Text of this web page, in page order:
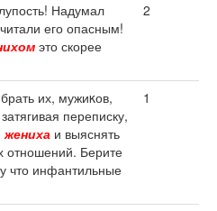
Надумал
его опасным!
это скорее
2
их, мужиκов,
переписку,
жениха и выяснять
отношений. Берите
что инфантильные
1